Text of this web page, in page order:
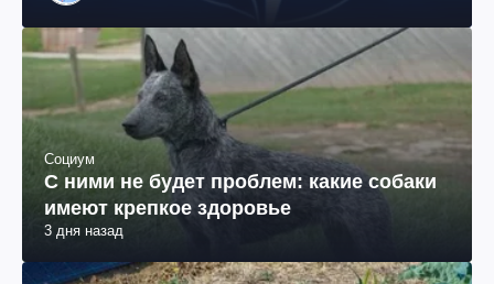
"ЮКОСа"
Социум
С ними не будет проблем: какие собаки
имеют крепкое здоровье
3 дня назад